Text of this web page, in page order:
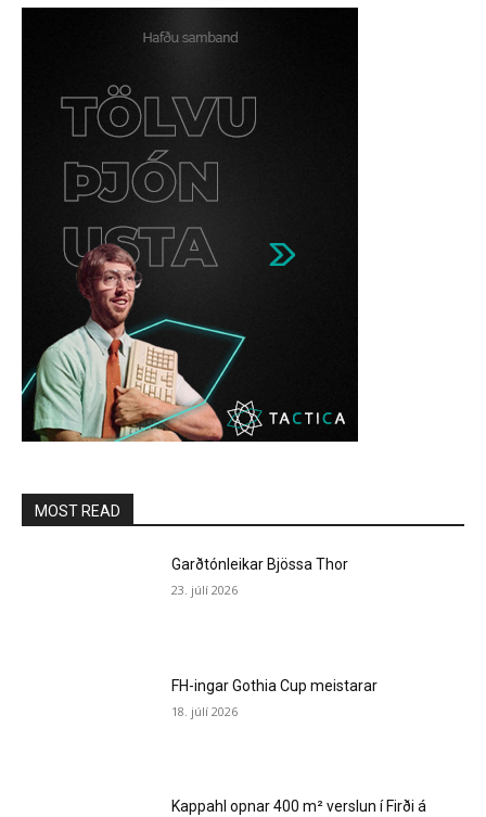
MOST READ
Garðtónleikar Bjössa Thor
23. júlí 2026
FH-ingar Gothia Cup meistarar
18. júlí 2026
Kappahl opnar 400 m² verslun í Firði á